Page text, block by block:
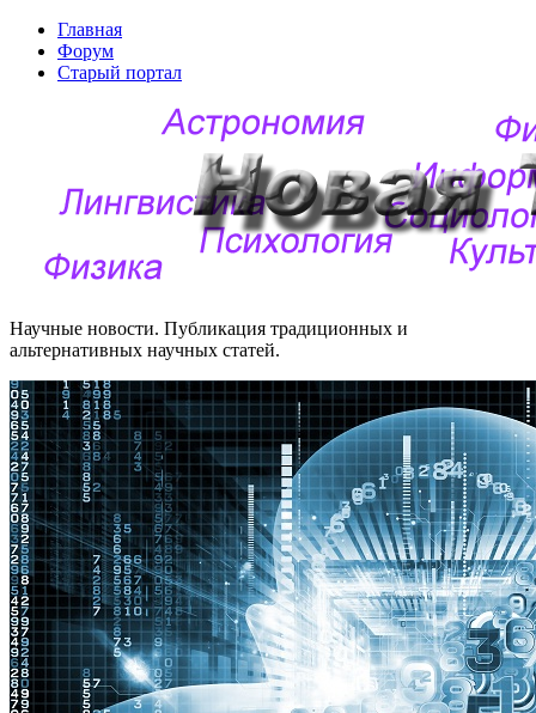
Главная
Форум
Старый портал
Научные новости. Публикация традиционных и
альтернативных научных статей.